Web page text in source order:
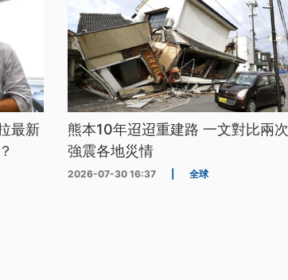
最新
熊本10年迢迢重建路 一文對比兩次
強震各地災情
2026-07-30 16:37 全球